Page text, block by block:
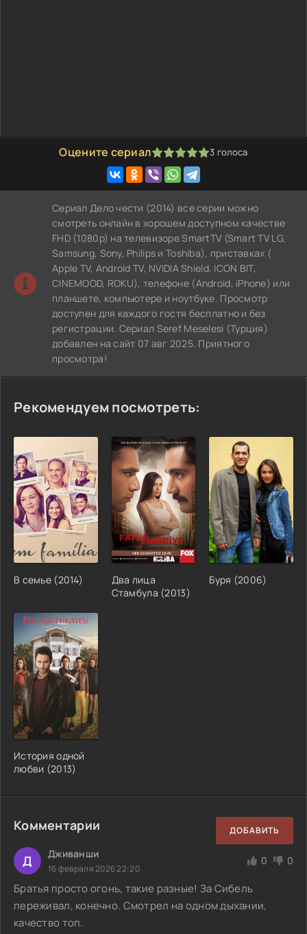
Оцените сериал
1 2 3 4 5 3 голоса
Сериал Дело чести (2014) все серии можно
смотреть онлайн в хорошем доступном качестве
FHD (1080p) на телевизоре SmartTV (Smart TV LG,
Samsung, Sony, Philips и Toshiba), приставках (
Apple TV, Android TV, NVIDIA Shield, ICON BIT,
CINEMOOD, ROKU), телефоне (Android, iPhone) или
планшете, компьютере и ноутбуке. Просмотр
доступен для каждого гостя бесплатно и без
регистрации. Сериал Seref Meselesi (Турция)
добавлен на сайт 07 авг 2025. Приятного
просмотра!
Рекомендуем посмотреть:
В семье (2014)
Два лица
Стамбула (2013)
Буря (2006)
История одной
любви (2013)
Комментарии ДОБАВИТЬ
Д Дживанши
16 февраля 2026 22:20
0 0
Братья просто огонь, такие разные! За Сибель
переживал, конечно. Смотрел на одном дыхании,
качество топ.